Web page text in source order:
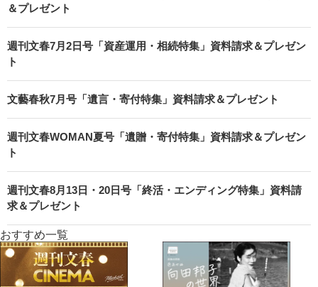
＆プレゼント
週刊文春7月2日号「資産運用・相続特集」資料請求＆プレゼン
ト
文藝春秋7月号「遺言・寄付特集」資料請求＆プレゼント
週刊文春WOMAN夏号「遺贈・寄付特集」資料請求＆プレゼン
ト
週刊文春8月13日・20日号「終活・エンディング特集」資料請
求＆プレゼント
おすすめ一覧